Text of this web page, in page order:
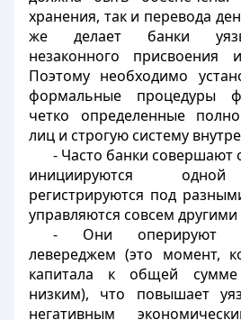
хранения, так и перевода
же делает банки
незаконного присвоения
Поэтому необходимо
формальные процедуры
четко определенные
лиц и строгую систему
- Часто банки совершают
инициируются одной
регистрируются под
управляются совсем
- Они оперируют
левереджем (это момент,
капитала к общей сумме
низким), что повышает
негативным